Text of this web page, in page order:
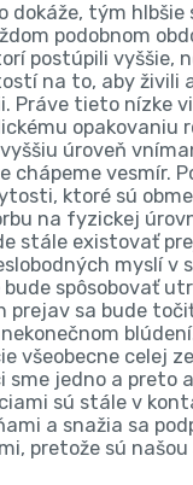
dokáže, tým hlbšie
podobnom
postúpili vyššie,
na to, aby živili
Práve tieto nízke
opakovaniu
úroveň
chápeme vesmír.
ktoré sú
na fyzickej
stále existovať
myslí v
spôsobovať
prejav sa bude
všeobecne celej
sme jedno a preto
sú stále v
a snažia sa
pretože sú